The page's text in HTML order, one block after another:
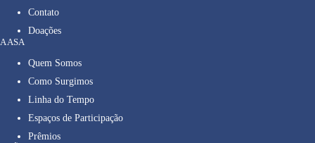
Contato
Doações
A ASA
Quem Somos
Como Surgimos
Linha do Tempo
Espaços de Participação
Prêmios